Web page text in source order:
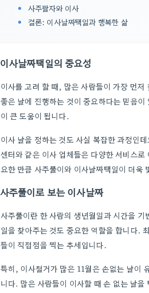
사주팔자와 이사
결론: 이사날짜택일과 행복한 삶
이사날짜택일의 중요성
이사를 고려 할 때, 많은 사람들이 가장 먼저
좋은 날에 진행하는 것이 중요하다는 믿음
이 큰 도움이 됩니다.
이사 날을 정하는 것도 사실 복잡한 과정인
센터와 같은 이사 업체들은 다양한 서비스
요한 만큼 사주풀이와 이사날짜택일이 더욱
사주풀이로 보는 이사날짜
사주풀이란 한 사람의 생년월일과 시간을
일을 찾아주는 것도 중요한 역할을 합니다.
들이 직접점을 찍는 추세입니다.
특히, 이사철거가 많은 11월은 손없는 날이
니다. 많은 사람들이 이사할 때 손 없는 날